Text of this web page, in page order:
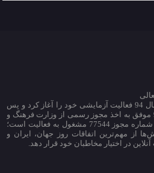
پایگاه خبری قلم پرس از دی ماه سال 94 فعالیت آزمایشی خود را آغاز کرد و پس
از آن در 13 اردیبهشت ماه سال 95 موفق به اخذ مجوز رسمی از وزارت فرهنگ و
ارشاد اسلامی شد. قلم پرس که با شماره مجوز 77544 مشغول به فعالیت است؛
از مهم‌ترین اتفاقات روز جهان، ایران و
در اختیار مخاطبان خود قرار دهد.